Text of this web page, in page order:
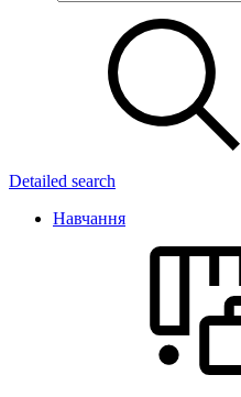
Detailed search
Навчання